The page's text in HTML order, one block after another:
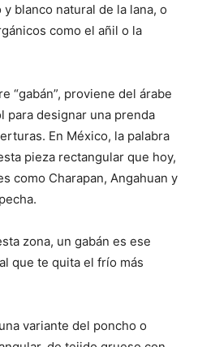
blanco natural de la lana, o
como el añil o la
“gabán”, proviene del árabe
para designar una prenda
En México, la palabra
pieza rectangular que hoy,
como Charapan, Angahuan y
zona, un gabán es ese
que te quita el frío más
variante del poncho o